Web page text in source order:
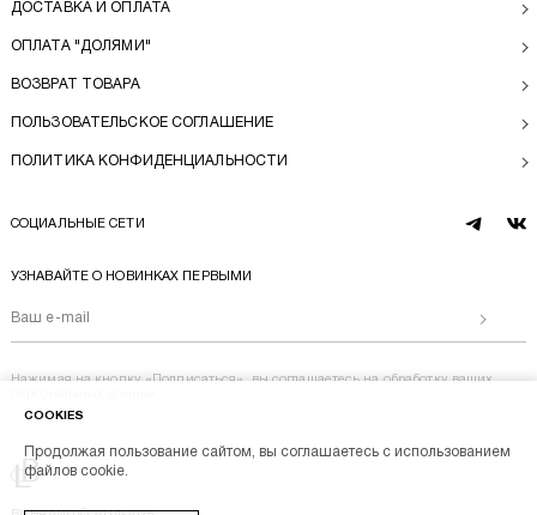
Перейти на главную
ДОСТАВКА И ОПЛАТА
ОПЛАТА "ДОЛЯМИ"
ВОЗВРАТ ТОВАРА
ПОЛЬЗОВАТЕЛЬСКОЕ СОГЛАШЕНИЕ
ПОЛИТИКА КОНФИДЕНЦИАЛЬНОСТИ
СОЦИАЛЬНЫЕ СЕТИ
telegram
vk
УЗНАВАЙТЕ О НОВИНКАХ ПЕРВЫМИ
Нажимая на кнопку «Подписаться», вы соглашаетесь на обработку ваших
COOKIES
Продолжая пользование сайтом, вы соглашаетесь с использованием
файлов cookie.